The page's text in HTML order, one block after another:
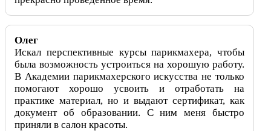
Олег
Искал перспективные курсы парикмахера, чтобы
была возможность устроиться на хорошую работу.
В Академии парикмахерского искусства не только
помогают хорошо усвоить и отработать на
практике материал, но и выдают сертификат, как
документ об образовании. С ним меня быстро
приняли в салон красоты.